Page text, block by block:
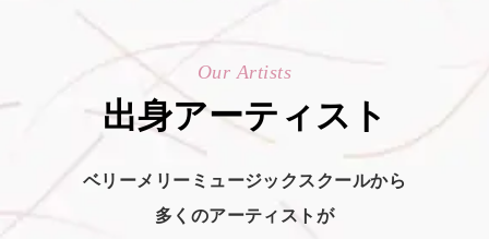
Our Artists
出身アーティスト
ベリーメリーミュージックスクールから
多くのアーティストが